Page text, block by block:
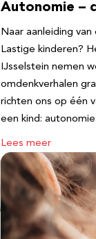
Autonomie –
Naar aanleiding
Lastige kinderen?
IJsselstein nemen
omdenkverhalen
richten ons op één
een kind:
Lees meer